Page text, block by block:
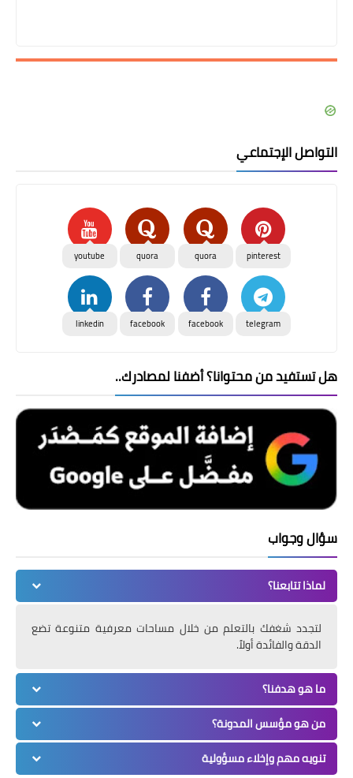
التواصل الإجتماعي
pinterest
quora
quora
youtube
telegram
facebook
facebook
linkedin
هل تستفيد من محتوانا؟ أضفنا لمصادرك..
سؤال وجواب
لماذا تتابعنا؟
لتجدد شغفك بالتعلم من خلال مساحات معرفية متنوعة تضع
الدقة والفائدة أولاً.
ما هو هدفنا؟
من هو مؤسس المدونة؟
تنويه مهم وإخلاء مسؤولية